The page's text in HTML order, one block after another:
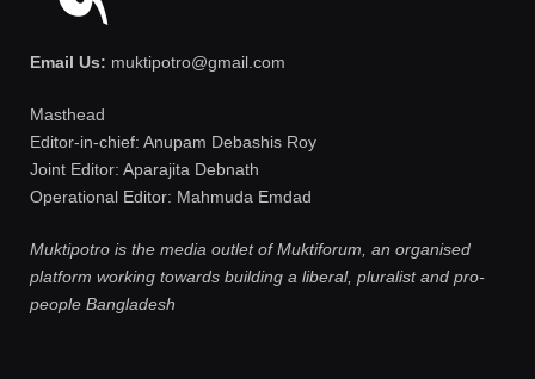
Email Us: muktipotro@gmail.com
Masthead
Editor-in-chief: Anupam Debashis Roy
Joint Editor: Aparajita Debnath
Operational Editor: Mahmuda Emdad
Muktipotro is the media outlet of Muktiforum, an organised
platform working towards building a liberal, pluralist and pro-
people Bangladesh